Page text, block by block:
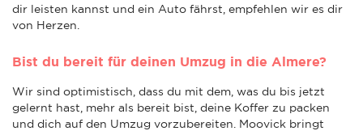
dir leisten kannst und ein Auto fährst, empfehlen wir es dir
von Herzen.
Bist du bereit für deinen Umzug in die Almere?
Wir sind optimistisch, dass du mit dem, was du bis jetzt
gelernt hast, mehr als bereit bist, deine Koffer zu packen
und dich auf den Umzug vorzubereiten. Moovick bringt